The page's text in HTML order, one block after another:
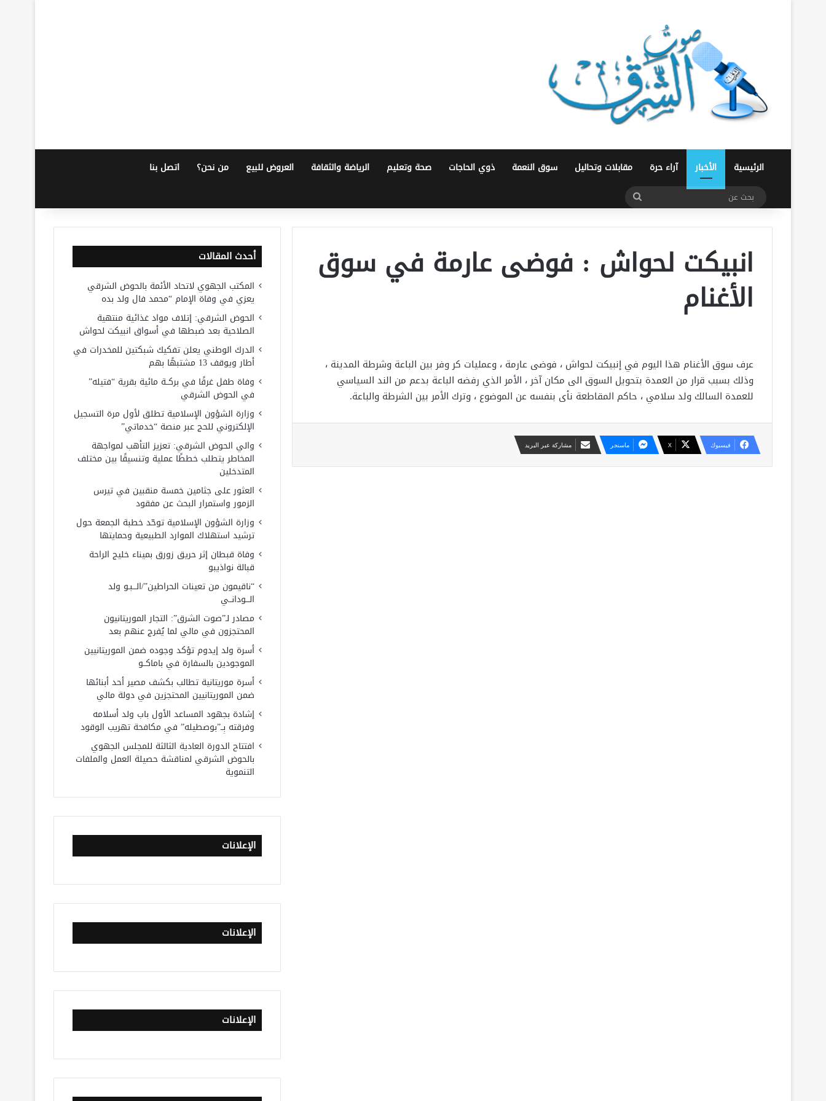
الرئيسية الأخبار آراء حرة مقابلات وتحاليل سوق النعمة ذوي الحاجات صحة وتعليم الرياضة والثقافة العروض للبيع من نحن؟ اتصل بنا
بحث
انبيكت لحواش : فوضى عارمة في سوق
الأغنام
عرف سوق الأغنام هذا اليوم في إنبيكت لحواش ، فوضى عارمة ، وعمليات كر وفر بين الباعة وشرطة المدينة ،
وذلك بسبب قرار من العمدة بتحويل السوق الى مكان آخر ، الأمر الذي رفضه الباعة بدعم من الند السياسي
للعمدة السالك ولد سلامي ، حاكم المقاطعة نأى بنفسه عن الموضوع ، وترك الأمر بين الشرطة والباعة.
فيسبوك X ماسنجر مشاركة عبر البريد
أحدث المقالات
المكتب الجهوي لاتحاد الأئمة بالحوض الشرقي
يعزي في وفاة الإمام “محمد فال ولد بده
الحوض الشرقي: إتلاف مواد غذائية منتهية
الصلاحية بعد ضبطها في أسواق انبيكت لحواش
الدرك الوطني يعلن تفكيك شبكتين للمخدرات في
أطار ويوقف 13 مشتبهًا بهم
وفاة طفل غرقًا في بركــة مائية بقرية “فتيله”
في الحوض الشرقي
وزارة الشؤون الإسلامية تطلق لأول مرة التسجيل
الإلكتروني للحج عبر منصة “خدماتي”
والي الحوض الشرقي: تعزيز التأهب لمواجهة
المخاطر يتطلب خططًا عملية وتنسيقًا بين مختلف
المتدخلين
العثور على جثامين خمسة منقبين في تيرس
الزمور واستمرار البحث عن مفقود
وزارة الشؤون الإسلامية توحّد خطبة الجمعة حول
ترشيد استهلاك الموارد الطبيعية وحمايتها
وفاة قبطان إثر حريق زورق بميناء خليج الراحة
قبالة نواذيبو
“ناقيمون من تعينات الحراطين”/الـــبـو ولد
الـــودانــي
مصادر لـ”صوت الشرق”: التجار الموريتانيون
المحتجزون في مالي لما يُفرج عنهم بعد
أسرة ولد إيدوم تؤكد وجوده ضمن الموريتانيين
الموجودين بالسفارة في باماكــو
أسرة موريتانية تطالب بكشف مصير أحد أبنائها
ضمن الموريتانيين المحتجزين في دولة مالي
إشادة بجهود المساعد الأول باب ولد أسلامه
وفرقته بِــ”بوصطيله” في مكافحة تهريب الوقود
افتتاح الدورة العادية الثالثة للمجلس الجهوي
بالحوض الشرقي لمناقشة حصيلة العمل والملفات
التنموية
الإعلانات
الإعلانات
الإعلانات